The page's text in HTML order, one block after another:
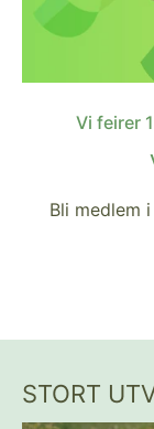
Vi feirer
Bli medlem
STORT